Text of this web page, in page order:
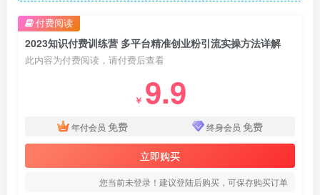
2023知识付费训练营 多平台精准创业粉引流实操方法详解
此内容为付费阅读，请付费后查看
￥ 9.9
年付会员 免费 终身会员 免费
立即购买
您当前未登录！建议登陆后购买，可保存购买订单
付费阅读